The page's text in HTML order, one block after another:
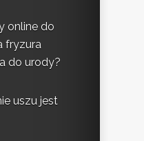
online do
fryzura
do urody?
uszu jest